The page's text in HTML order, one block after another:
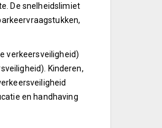
De snelheidslimiet
verkeersveiligheid)
Kinderen,
en handhaving